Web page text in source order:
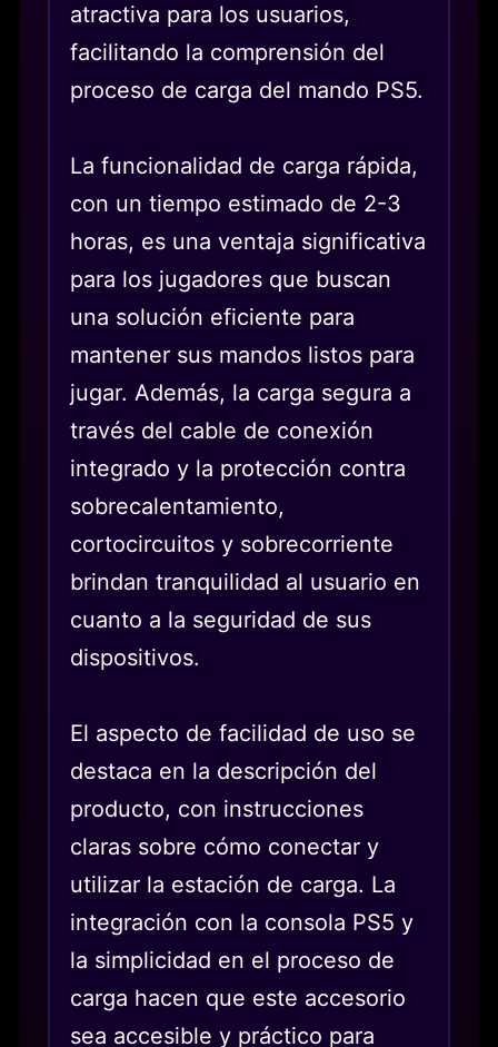
atractiva para los usuarios,
facilitando la comprensión del
proceso de carga del mando PS5.
La funcionalidad de carga rápida,
con un tiempo estimado de 2-3
horas, es una ventaja significativa
para los jugadores que buscan
una solución eficiente para
mantener sus mandos listos para
jugar. Además, la carga segura a
través del cable de conexión
integrado y la protección contra
sobrecalentamiento,
cortocircuitos y sobrecorriente
brindan tranquilidad al usuario en
cuanto a la seguridad de sus
dispositivos.
El aspecto de facilidad de uso se
destaca en la descripción del
producto, con instrucciones
claras sobre cómo conectar y
utilizar la estación de carga. La
integración con la consola PS5 y
la simplicidad en el proceso de
carga hacen que este accesorio
sea accesible y práctico para